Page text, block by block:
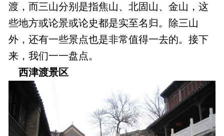
渡，而三山分别是指焦山、北固山、金山，这
些地方或论景或论史都是实至名归。除三山
外，还有一些景点也是非常值得一去的。接下
来，我们一一盘点。
西津渡景区